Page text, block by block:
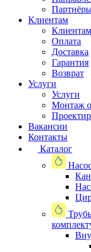
Клиентам
Клиентам
Оплата
Доставка
Гарантия
Возврат
Услуги
Услуги
Монтаж
Вакансии
Контакты
Каталог